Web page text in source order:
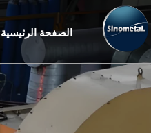
الصفحة الرئيسية